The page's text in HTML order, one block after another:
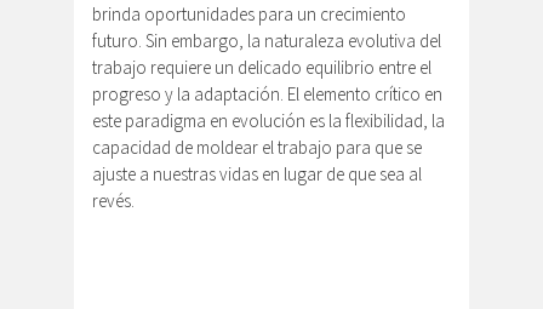
brinda oportunidades para un crecimiento
futuro. Sin embargo, la naturaleza evolutiva del
trabajo requiere un delicado equilibrio entre el
progreso y la adaptación. El elemento crítico en
este paradigma en evolución es la flexibilidad, la
capacidad de moldear el trabajo para que se
ajuste a nuestras vidas en lugar de que sea al
revés.